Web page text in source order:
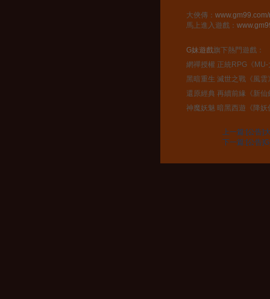
大俠傳：
馬上進入遊戲：
G妹遊戲旗下熱門遊戲：
網禪授權 正統RPG《
黑暗重生 滅世之戰《風雲
還原經典 再續前緣《新仙
神魔妖魅 暗黑西遊《降妖
上一篇:[公告]
下一篇:[公告